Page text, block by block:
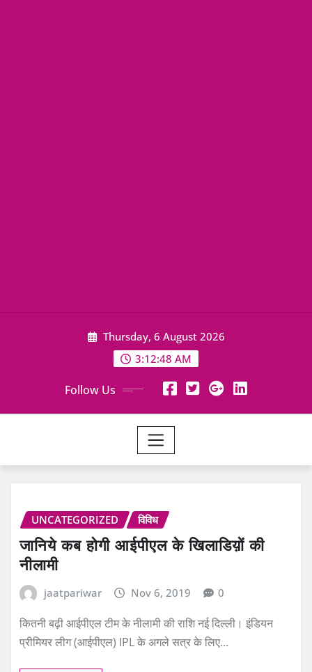
Thursday, 6 August 2026
3:12:48 AM
Follow Us
UNCATEGORIZED विविध
जानिये कब होगी आईपीएल के खिलाडिय़ों की
नीलामी
jaatpariwar Nov 6, 2019 0
कितनी बढ़ी आईपीएल टीम के नीलामी की राशि नई दिल्ली। इंडियन
प्रीमियर लीग (आईपीएल) IPL के अगले सत्र के लिए…